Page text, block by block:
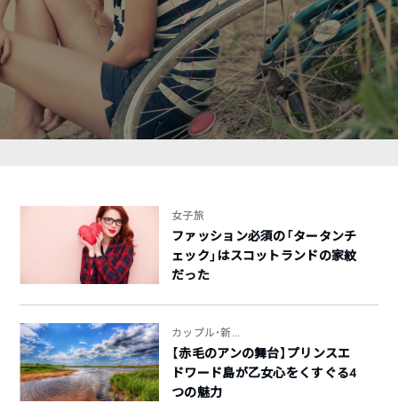
女子旅
ファッション必須の「タータンチ
ェック」はスコットランドの家紋
だった
カップル・新...
【赤毛のアンの舞台】プリンスエ
ドワード島が乙女心をくすぐる4
つの魅力